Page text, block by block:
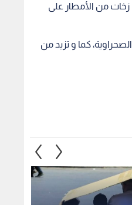
زخات من الأمطار على
كما و تزيد من